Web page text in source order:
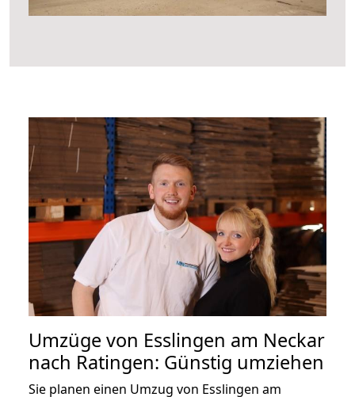
Umzüge von Esslingen am Neckar
nach Ratingen: Günstig umziehen
Sie planen einen Umzug von Esslingen am